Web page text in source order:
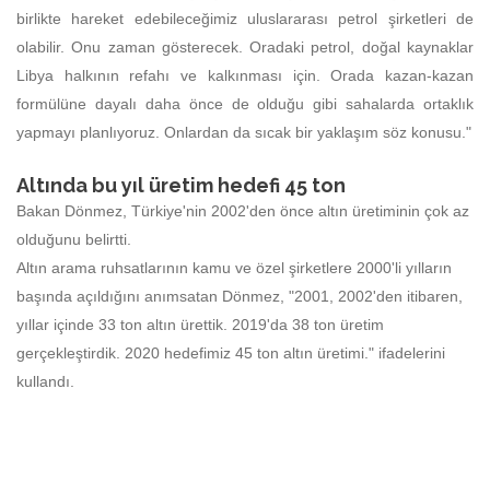
birlikte hareket edebileceğimiz uluslararası petrol şirketleri de
olabilir. Onu zaman gösterecek. Oradaki petrol, doğal kaynaklar
Libya halkının refahı ve kalkınması için. Orada kazan-kazan
formülüne dayalı daha önce de olduğu gibi sahalarda ortaklık
yapmayı planlıyoruz. Onlardan da sıcak bir yaklaşım söz konusu."
Altında bu yıl üretim hedefi 45 ton
Bakan Dönmez, Türkiye'nin 2002'den önce altın üretiminin çok az
olduğunu belirtti.
Altın arama ruhsatlarının kamu ve özel şirketlere 2000'li yılların
başında açıldığını anımsatan Dönmez, "2001, 2002'den itibaren,
yıllar içinde 33 ton altın ürettik. 2019'da 38 ton üretim
gerçekleştirdik. 2020 hedefimiz 45 ton altın üretimi." ifadelerini
kullandı.